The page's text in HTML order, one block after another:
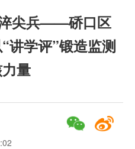
尖兵——硚口区
讲学评”锻造监测
量